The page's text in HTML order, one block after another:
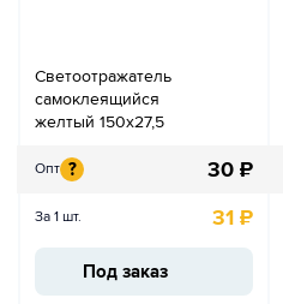
Светоотражатель
самоклеящийся
желтый 150х27,5
Опт ? 30 ₽
За 1 шт. 31 ₽
Под заказ